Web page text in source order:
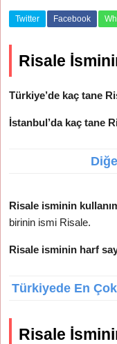
Twitter Facebook
Risale
Türkiye’de kaç tane
İstanbul’da kaç tane
Risale isminin kullanım
birinin ismi Risale.
Risale isminin harf
Türkiyede En
Risale